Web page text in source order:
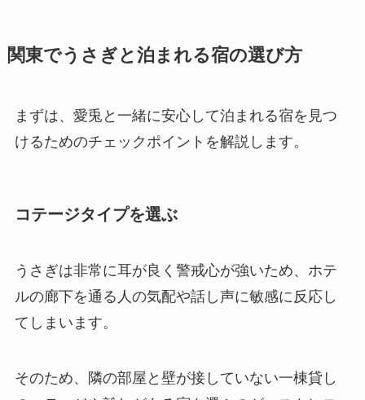
関東でうさぎと泊まれる宿の選び方
まずは、愛兎と一緒に安心して泊まれる宿を見つ
けるためのチェックポイントを解説します。
コテージタイプを選ぶ
うさぎは非常に耳が良く警戒心が強いため、ホテ
ルの廊下を通る人の気配や話し声に敏感に反応し
てしまいます。
そのため、隣の部屋と壁が接していない一棟貸し